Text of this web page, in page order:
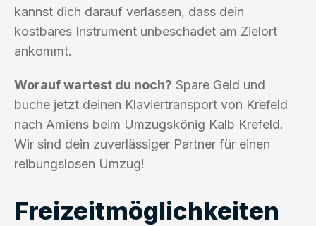
kannst dich darauf verlassen, dass dein
kostbares Instrument unbeschadet am Zielort
ankommt.
Worauf wartest du noch? Spare Geld und
buche jetzt deinen Klaviertransport von Krefeld
nach Amiens beim Umzugskönig Kalb Krefeld.
Wir sind dein zuverlässiger Partner für einen
reibungslosen Umzug!
Freizeitmöglichkeiten